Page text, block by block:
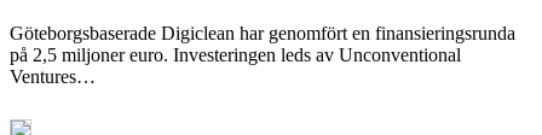
Göteborgsbaserade Digiclean har genomfört en finansieringsrunda
på 2,5 miljoner euro. Investeringen leds av Unconventional
Ventures…